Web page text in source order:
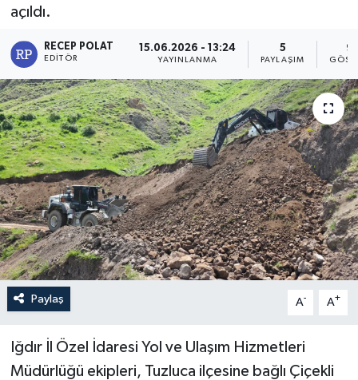
açıldı.
RECEP POLAT
EDITÖR
15.06.2026 - 13:24
YAYINLANMA
5
PAYLAŞIM
Paylaş A- A+
Iğdır İl Özel İdaresi Yol ve Ulaşım Hizmetleri
Müdürlüğü ekipleri, Tuzluca ilçesine bağlı Çiçekli